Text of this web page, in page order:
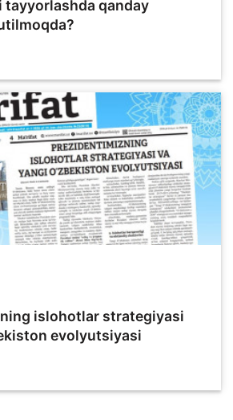
tayyorlashda qanday
islohotlar strategiyasi
evolyutsiyasi